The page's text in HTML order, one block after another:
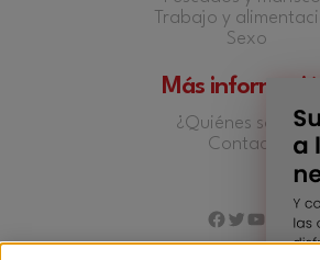
Trabajo y
Sexo
Más información
¿Quiénes somos?
Contacto
Facebook
TwitterYouTube